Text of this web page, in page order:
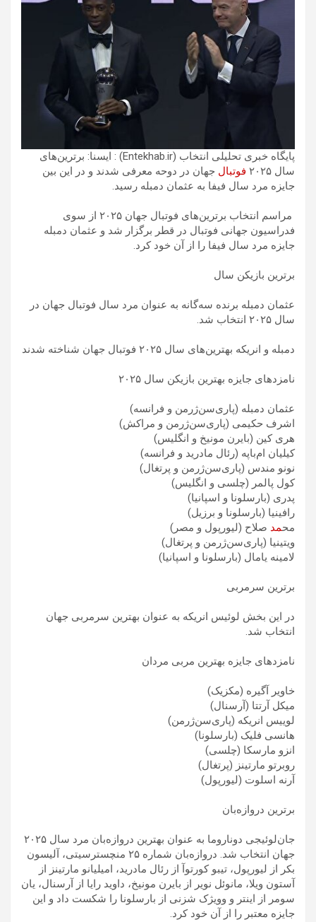
پایگاه خبری تحلیلی انتخاب (Entekhab.ir) : ایسنا: برترین‌های
سال ۲۰۲۵
فوتبال جهان در دوحه معرفی شدند و در این بین
جایزه مرد سال فیفا به عثمان دمبله رسید.
مراسم انتخاب برترین‌های فوتبال جهان ۲۰۲۵ از سوی
فدراسیون جهانی فوتبال در قطر برگزار شد و عثمان دمبله
جایزه مرد سال فیفا را از آن خود کرد.
برترین بازیکن سال
عثمان دمبله برنده سه‌گانه به عنوان مرد سال فوتبال جهان در
سال ۲۰۲۵ انتخاب شد.
دمبله و انریکه بهترین‌های سال ۲۰۲۵ فوتبال جهان شناخته شدند
نامزدهای جایزه بهترین بازیکن سال ۲۰۲۵
عثمان دمبله (پاری‌سن‌ژرمن و فرانسه)
اشرف حکیمی (پاری‌سن‌ژرمن و مراکش)
هری کین (بایرن مونیخ و انگلیس)
کیلیان ام‌باپه (رئال مادرید و فرانسه)
نونو مندس (پاری‌سن‌ژرمن و پرتغال)
کول پالمر (چلسی و انگلیس)
پدری (بارسلونا و اسپانیا)
رافینیا (بارسلونا و برزیل)
محمد صلاح (لیورپول و مصر)
ویتینیا (پاری‌سن‌ژرمن و پرتغال)
لامینه یامال (بارسلونا و اسپانیا)
برترین سرمربی
در این بخش لوئیس انریکه به عنوان بهترین سرمربی جهان
انتخاب شد.
نامزدهای جایزه بهترین مربی مردان
خاویر آگیره (مکزیک)
میکل آرتتا (آرسنال)
لوییس انریکه (پاری‌سن‌ژرمن)
هانسی فلیک (بارسلونا)
انزو مارسکا (چلسی)
روبرتو مارتینز (پرتغال)
آرنه اسلوت (لیورپول)
برترین دروازه‌بان
جان‌لوئیجی دوناروما به عنوان بهترین دروازه‌بان مرد سال ۲۰۲۵
جهان انتخاب شد. دروازه‌بان شماره ۲۵ منچسترسیتی، آلیسون
بکر از لیورپول، تیبو کورتوآ از رئال مادرید، امیلیانو مارتینز از
آستون ویلا، مانوئل نویر از بایرن مونیخ، داوید رایا از آرسنال، یان
سومر از اینتر و وویژک شزنی از بارسلونا را شکست داد و این
جایزه معتبر را از آن خود کرد.